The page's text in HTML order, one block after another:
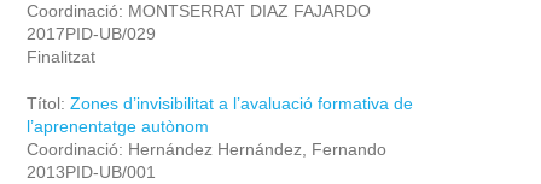
Coordinació: MONTSERRAT DIAZ FAJARDO
2017PID-UB/029
Finalitzat
Títol: Zones d’invisibilitat a l’avaluació formativa de
l’aprenentatge autònom
Coordinació: Hernández Hernández, Fernando
2013PID-UB/001